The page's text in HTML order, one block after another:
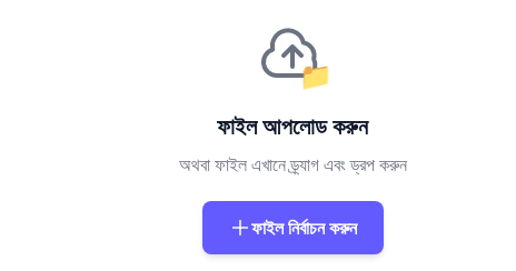
📁
ফাইল আপলোড করুন
অথবা ফাইল এখানে ড্র্যাগ এবং ড্রপ করুন
ফাইল নির্বাচন করুন